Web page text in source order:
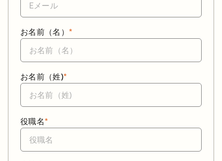
*
お名前（名）
*
お名前（姓)
*
役職名